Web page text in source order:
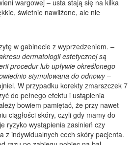
wargowej – usta stają się na kilka
świetnie nawilżone, ale nie
w gabinecie z wyprzedzeniem. –
dermatologii estetycznej są
procedur lub upływie określonego
stymulowana do odnowy–
W przypadku korekty zmarszczek 7
do pełnego efektu i ustąpienia
bowiem pamiętać, że przy nawet
ciągłości skóry, czyli gdy mamy do
ryzyko wystąpienia zasinień czy
z indywidualnych cech skóry pacjenta.